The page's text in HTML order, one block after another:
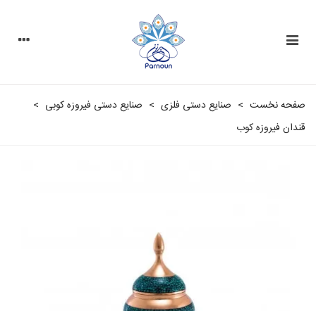
صفحه نخست > صنایع دستی فلزی > صنایع دستی فیروزه کوبی >
قندان فیروزه کوب